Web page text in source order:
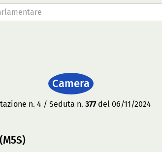
Camera
n. 4 / Seduta n. 377del 06/11/2024